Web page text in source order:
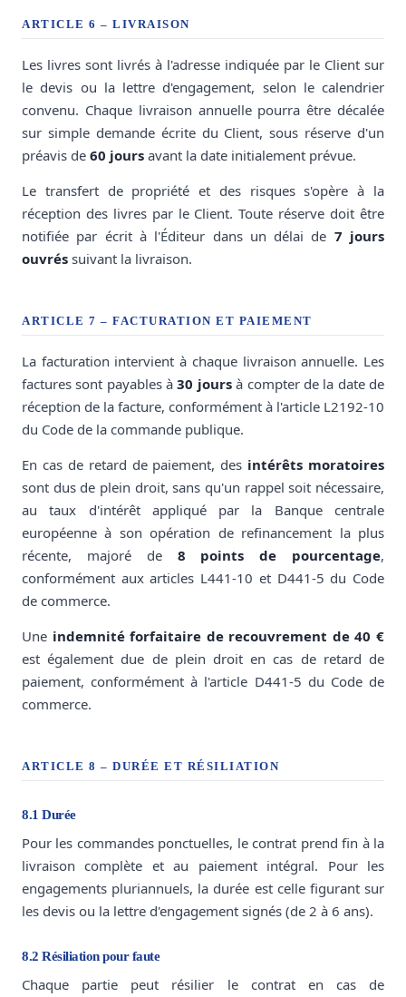
ARTICLE 6 – LIVRAISON
Les livres sont livrés à l'adresse indiquée par le Client sur
le devis ou la lettre d'engagement, selon le calendrier
convenu. Chaque livraison annuelle pourra être décalée
sur simple demande écrite du Client, sous réserve d'un
préavis de 60 jours avant la date initialement prévue.
Le transfert de propriété et des risques s'opère à la
réception des livres par le Client. Toute réserve doit être
notifiée par écrit à l'Éditeur dans un délai de 7 jours
ouvrés suivant la livraison.
ARTICLE 7 – FACTURATION ET PAIEMENT
La facturation intervient à chaque livraison annuelle. Les
factures sont payables à30 joursà compter de la date de
réception de la facture, conformément à l'article L2192-10
du Code de la commande publique.
En cas de retard de paiement, des intérêts moratoires
sont dus de plein droit, sans qu'un rappel soit nécessaire,
au taux d'intérêt appliqué par la Banque centrale
européenne à son opération de refinancement la plus
récente, majoré de 8 points de pourcentage,
conformément aux articles L441-10 et D441-5 du Code
de commerce.
Une indemnité forfaitaire de recouvrement de 40 €
est également due de plein droit en cas de retard de
paiement, conformément à l'article D441-5 du Code de
commerce.
ARTICLE 8 – DURÉE ET RÉSILIATION
8.1 Durée
Pour les commandes ponctuelles, le contrat prend fin à la
livraison complète et au paiement intégral. Pour les
engagements pluriannuels, la durée est celle figurant sur
les devis ou la lettre d'engagement signés (de 2 à 6 ans).
8.2 Résiliation pour faute
Chaque partie peut résilier le contrat en cas de